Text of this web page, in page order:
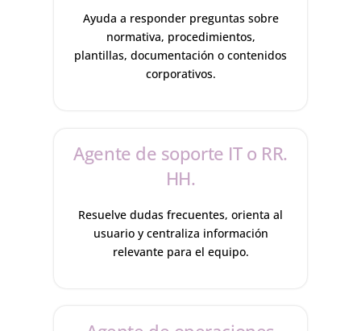
Ayuda a responder preguntas sobre
normativa, procedimientos,
plantillas, documentación o contenidos
corporativos.
Agente de soporte IT o RR.
HH.
Resuelve dudas frecuentes, orienta al
usuario y centraliza información
relevante para el equipo.